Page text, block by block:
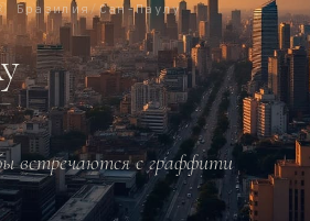
Бразилия/Сан-Паулу
встречаются с граффити